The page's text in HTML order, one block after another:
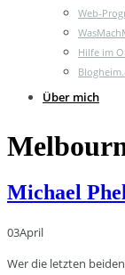
Web-
Hilfe im
Über mich
Michael
03April
Wer die letzten